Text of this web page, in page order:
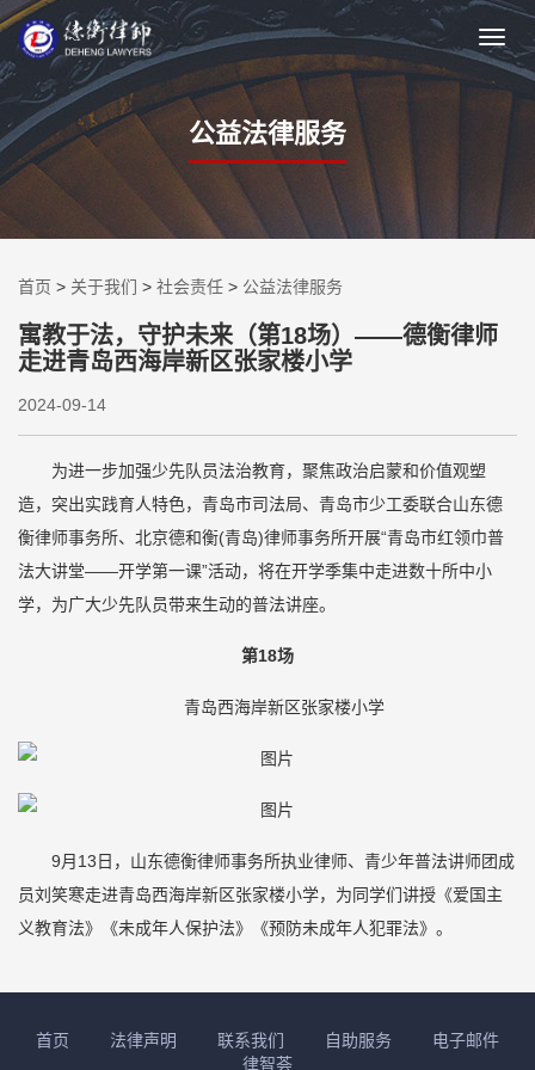
公益法律服务
首页 > 关于我们 > 社会责任 > 公益法律服务
寓教于法，守护未来（第18场）——德衡律师
走进青岛西海岸新区张家楼小学
2024-09-14
为进一步加强少先队员法治教育，聚焦政治启蒙和价值观塑
造，突出实践育人特色，青岛市司法局、青岛市少工委联合山东德
衡律师事务所、北京德和衡(青岛)律师事务所开展“青岛市红领巾普
法大讲堂——开学第一课”活动，将在开学季集中走进数十所中小
学，为广大少先队员带来生动的普法讲座。
第18场
青岛西海岸新区张家楼小学
9月13日，山东德衡律师事务所执业律师、青少年普法讲师团成
员刘笑寒走进青岛西海岸新区张家楼小学，为同学们讲授《爱国主
义教育法》《未成年人保护法》《预防未成年人犯罪法》。
首页 法律声明 联系我们 自助服务
电子邮件
律智荟